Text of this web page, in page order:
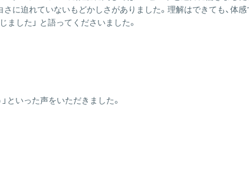
に迫れていないもどかしさがありました。理解はできても、体
した」 と語ってくださいました。
といった声をいただきました。